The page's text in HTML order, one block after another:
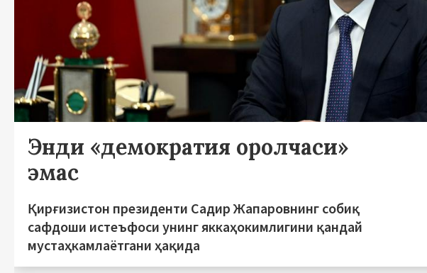
Энди «демократия оролчаси»
эмас
Қирғизистон президенти Садир Жапаровнинг собиқ
сафдоши истеъфоси унинг яккаҳокимлигини қандай
мустаҳкамлаётгани ҳақида